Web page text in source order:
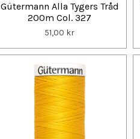
Gütermann Alla Tygers Tråd
200m Col. 327
51,00 kr